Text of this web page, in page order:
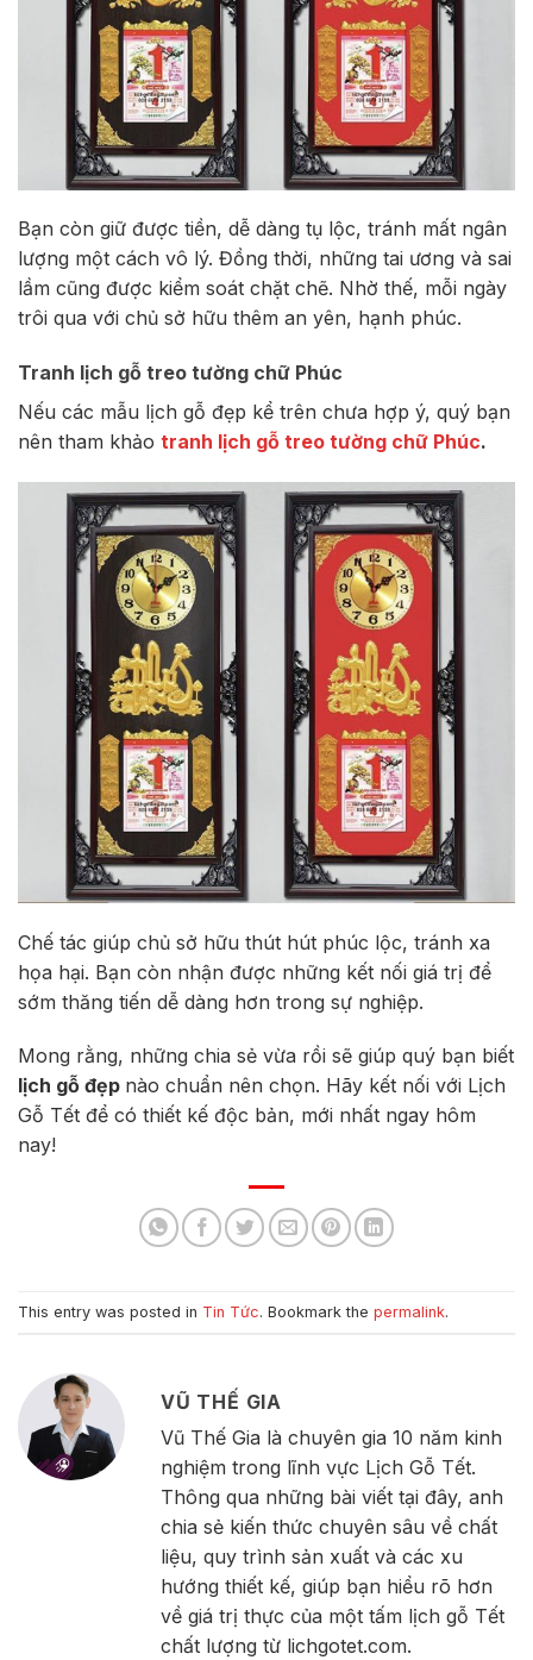
Bạn còn giữ được tiền, dễ dàng tụ lộc, tránh mất ngân
lượng một cách vô lý. Đồng thời, những tai ương và sai
lầm cũng được kiểm soát chặt chẽ. Nhờ thế, mỗi ngày
trôi qua với chủ sở hữu thêm an yên, hạnh phúc.
Tranh lịch gỗ treo tường chữ Phúc
Nếu các mẫu lịch gỗ đẹp kể trên chưa hợp ý, quý bạn
nên tham khảo tranh lịch gỗ treo tường chữ Phúc.
Chế tác giúp chủ sở hữu thút hút phúc lộc, tránh xa
họa hại. Bạn còn nhận được những kết nối giá trị để
sớm thăng tiến dễ dàng hơn trong sự nghiệp.
Mong rằng, những chia sẻ vừa rồi sẽ giúp quý bạn biết
lịch gỗ đẹp nào chuẩn nên chọn. Hãy kết nối với Lịch
Gỗ Tết để có thiết kế độc bản, mới nhất ngay hôm
nay!
This entry was posted in Tin Tức. Bookmark the permalink.
VŨ THẾ GIA
Vũ Thế Gia là chuyên gia 10 năm kinh
nghiệm trong lĩnh vực Lịch Gỗ Tết.
Thông qua những bài viết tại đây, anh
chia sẻ kiến thức chuyên sâu về chất
liệu, quy trình sản xuất và các xu
hướng thiết kế, giúp bạn hiểu rõ hơn
về giá trị thực của một tấm lịch gỗ Tết
chất lượng từ lichgotet.com.